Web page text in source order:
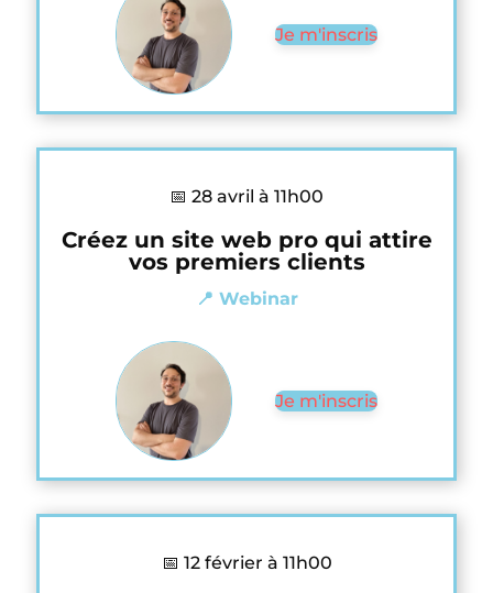
Je m'inscris
📅 28 avril à 11h00
Créez un site web pro qui attire
vos premiers clients
📍 Webinar
Je m'inscris
📅 12 février à 11h00